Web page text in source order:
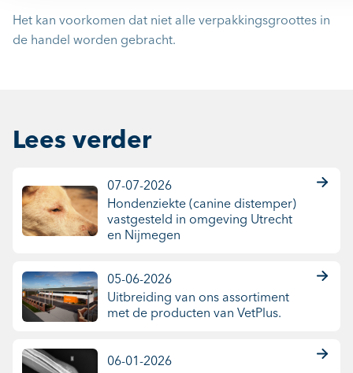
Het kan voorkomen dat niet alle verpakkingsgroottes in
de handel worden gebracht.
Lees verder
07-07-2026
Hondenziekte (canine distemper)
vastgesteld in omgeving Utrecht
en Nijmegen
05-06-2026
Uitbreiding van ons assortiment
met de producten van VetPlus.
06-01-2026